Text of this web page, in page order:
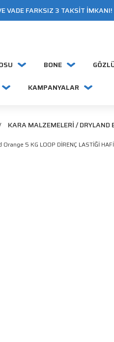
VADE FARKSIZ 3 TAKSİT
BONE
KAMPANYALAR
KARA MALZEMELERİ / DRYLAND